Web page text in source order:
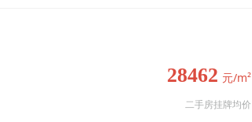
28462 元/m²
二手房挂牌均价